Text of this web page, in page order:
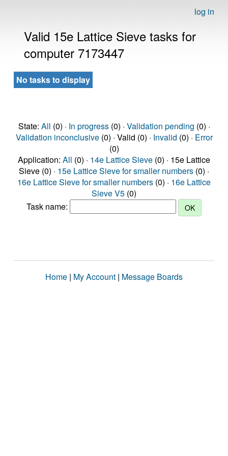
log in
Valid 15e Lattice Sieve tasks for
computer 7173447
No tasks to display
State: All (0) · In progress(0) · Validation pending (0) ·
Validation inconclusive(0) · Valid (0) · Invalid (0) · Error
(0)
Application: All (0) · 14e Lattice Sieve (0) · 15e Lattice
Sieve (0) · 15e Lattice Sieve for smaller numbers (0) ·
16e Lattice Sieve for smaller numbers (0) · 16e Lattice
Sieve V5 (0)
Task name:
Home | My Account | Message Boards